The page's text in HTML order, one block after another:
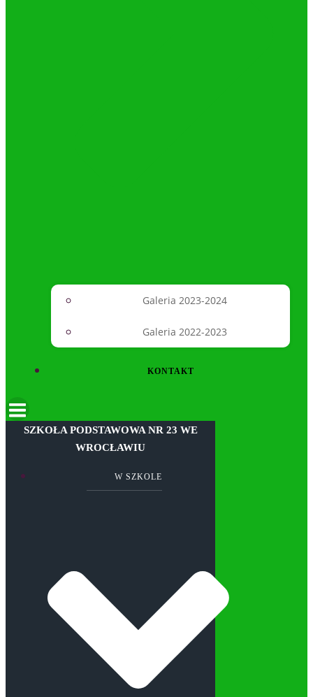
Galeria 2023-2024
Galeria 2022-2023
KONTAKT
SZKOŁA PODSTAWOWA NR 23 WE
WROCŁAWIU
W SZKOLE